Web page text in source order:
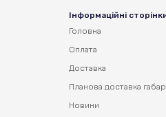
Інформаційні
Головна
Оплата
Доставка
Планова доставка
Новини